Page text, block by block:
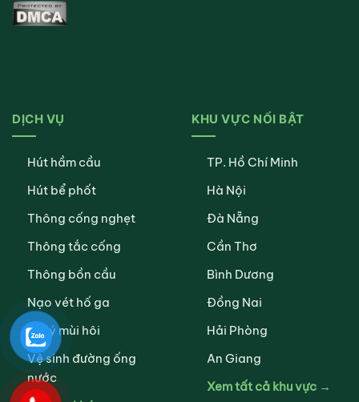
DỊCH VỤ
Hút hầm cầu
Hút bể phốt
Thông cống nghẹt
Thông tắc cống
Thông bồn cầu
Nạo vét hố ga
Xử lý mùi hôi
Vệ sinh đường ống
nước
KHU VỰC NỔI BẬT
TP. Hồ Chí Minh
Hà Nội
Đà Nẵng
Cần Thơ
Bình Dương
Đồng Nai
Hải Phòng
An Giang
Xem tất cả khu vực →